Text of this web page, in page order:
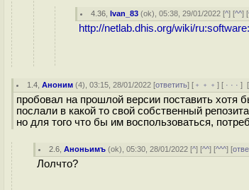
4.36 ,Ivan_83 (ok), 05:38, 29/01/2022 [^] [^^] [
http://netlab.dhis.org/wiki/
1.4 ,Аноним (4), 03:15, 28/01/2022 [ответить] [ ﹢﹢﹢] [ · · ·][
пробовал на прошлой версии поставить хотя
послали в какой то свой собственный
но для того что бы им воспользоваться,
2.6 ,Аноньимъ (ok), 05:30, 28/01/2022 [^] [^^] [^^^] [
Лолчто?